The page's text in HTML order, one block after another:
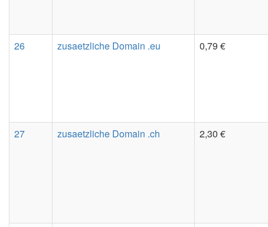
26
zusaetzliche Domain .eu 0,79 €
27
zusaetzliche Domain .ch 2,30 €